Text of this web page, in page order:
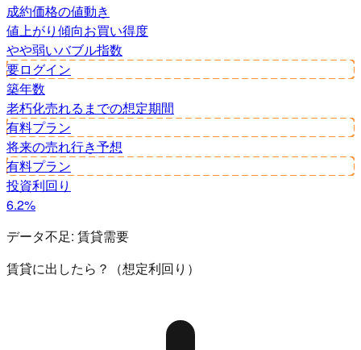
成約価格の値動き
値上がり傾向お買い得度
やや弱いバブル指数
要ログイン
築年数
老朽化売れるまでの想定期間
有料プラン
将来の売れ行き予想
有料プラン
投資利回り
6.2%
データ不足: 賃貸需要
賃貸に出したら？（想定利回り）